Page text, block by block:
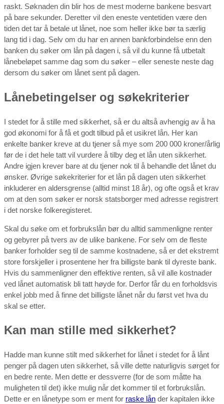
raskt. Søknaden din blir hos de mest moderne bankene besvart
på bare sekunder. Deretter vil den eneste ventetiden være den
tiden det tar å betale ut lånet, noe som heller ikke bør ta særlig
lang tid i dag. Selv om du har en annen bankforbindelse enn den
banken du søker om lån på dagen i, så vil du kunne få utbetalt
lånebeløpet samme dag som du søker – eller seneste neste dag
dersom du søker om lånet sent på dagen.
Lånebetingelser og søkekriterier
I stedet for å stille med sikkerhet, så er du altså avhengig av å ha
god økonomi for å få et godt tilbud på et usikret lån. Her kan
enkelte banker kreve at du tjener så mye som 200 000 kroner/årlig
før de i det hele tatt vil vurdere å tilby deg et lån uten sikkerhet.
Andre igjen krever bare at du tjener nok til å behandle det lånet du
ønsker. Øvrige søkekriterier for et lån på dagen uten sikkerhet
inkluderer en aldersgrense (alltid minst 18 år), og ofte også et krav
om at den som søker er norsk statsborger med adresse registrert
i det norske folkeregisteret.
Skal du søke om et forbrukslån bør du alltid sammenligne renter
og gebyrer på tvers av de ulike bankene. For selv om de fleste
banker forholder seg til de samme kostnadene, så er det ekstremt
store forskjeller i prosentene her fra billigste bank til dyreste bank.
Hvis du sammenligner den effektive renten, så vil alle kostnader
ved lånet automatisk bli tatt høyde for. Derfor får du en forholdsvis
enkel jobb med å finne det billigste lånet når du først vet hva du
skal se etter.
Kan man stille med sikkerhet?
Hadde man kunne stilt med sikkerhet for lånet i stedet for å lånt
penger på dagen uten sikkerhet, så ville dette naturligvis sørget for
en bedre rente. Men dette er dessverre (for de som måtte ha
muligheten til det) ikke mulig når det kommer til et forbrukslån.
Dette er en lånetype som er ment for raske lån der kapitalen ikke